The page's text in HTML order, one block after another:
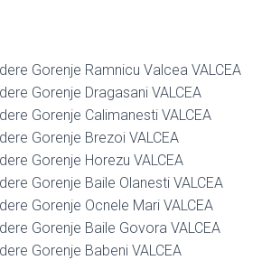
Gorenje Ramnicu Valcea VALCEA
Gorenje Dragasani VALCEA
Gorenje Calimanesti VALCEA
Gorenje Brezoi VALCEA
Gorenje Horezu VALCEA
Gorenje Baile Olanesti VALCEA
Gorenje Ocnele Mari VALCEA
Gorenje Baile Govora VALCEA
Gorenje Babeni VALCEA